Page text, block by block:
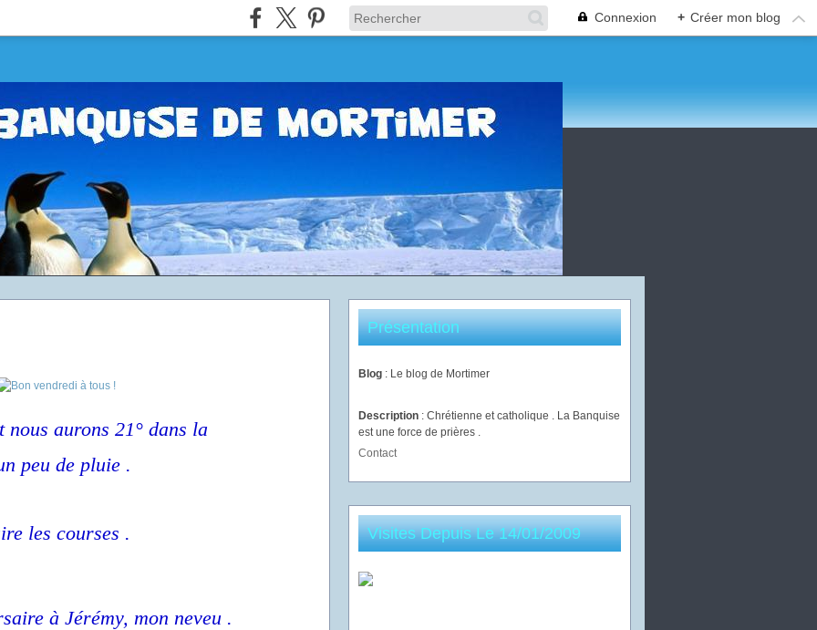
Connexion + Créer mon blog
aurons 21° dans la
peu de pluie .
les courses .
à Jérémy, mon neveu .
Présentation
Blog : Le blog de Mortimer
Description : Chrétienne et catholique . La Banquise
est une force de prières .
Contact
Visites Depuis Le 14/01/2009